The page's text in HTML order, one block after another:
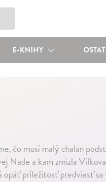
E-KNIHY
čo musí malý chalan
Nade a kam zmizla
príležitosť predviesť sa